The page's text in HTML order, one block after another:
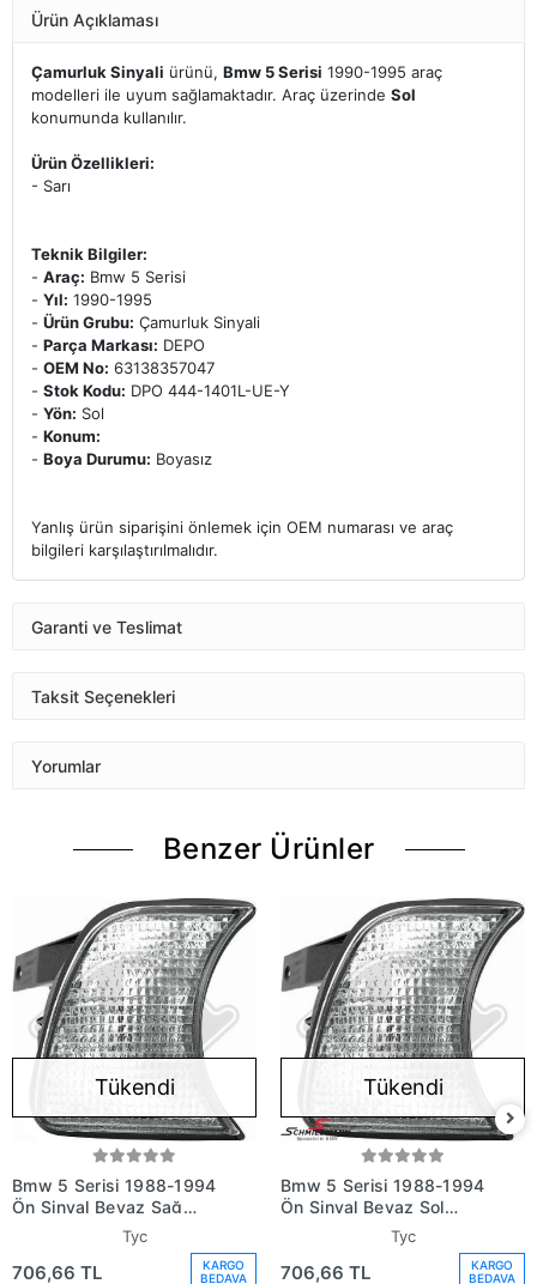
Ürün Açıklaması
Çamurluk Sinyali ürünü, Bmw 5 Serisi 1990-1995 araç
modelleri ile uyum sağlamaktadır. Araç üzerinde Sol
konumunda kullanılır.
Ürün Özellikleri:
- Sarı
Teknik Bilgiler:
- Araç: Bmw 5 Serisi
- Yıl: 1990-1995
- Ürün Grubu: Çamurluk Sinyali
- Parça Markası: DEPO
- OEM No: 63138357047
- Stok Kodu: DPO 444-1401L-UE-Y
- Yön: Sol
- Konum:
- Boya Durumu: Boyasız
Yanlış ürün siparişini önlemek için OEM numarası ve araç
bilgileri karşılaştırılmalıdır.
Garanti ve Teslimat
Taksit Seçenekleri
Yorumlar
Benzer Ürünler
Tükendi
Bmw 5 Serisi 1988-1994
Ön Sinyal Beyaz Sağ
(Oem No: 82199404276)
Tyc
706,66 TL
KARGO
BEDAVA
Tükendi
Bmw 5 Serisi 1988-1994
Ön Sinyal Beyaz Sol
(Oem No: 82199404275)
Tyc
706,66 TL
KARGO
BEDAVA